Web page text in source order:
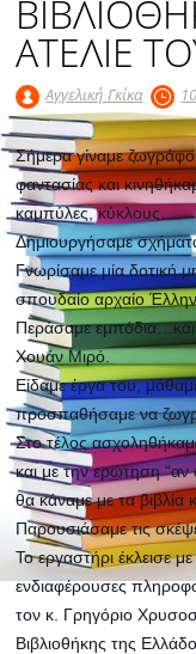
ΑΤΕΛΙΕ
Αγγελική Γκίκα
Σήμερα γίναμε
φαντασίας και
καμπύλες, κύκλους….
Δημιουργήσαμε
Γνωρίσαμε μία δοτική
σπουδαίο αρχαίο
Περάσαμε εμπόδια…και
Χουάν Μιρό.
Είδαμε έργα του,
προσπαθήσαμε να
Στο τέλος
και με την ερώτηση “αν
θα κάναμε με τα
Παρουσιάσαμε τις
Το εργαστήρι έκλεισε
ενδιαφέρουσες
τον κ. Γρηγόριο
Βιβλιοθήκης της